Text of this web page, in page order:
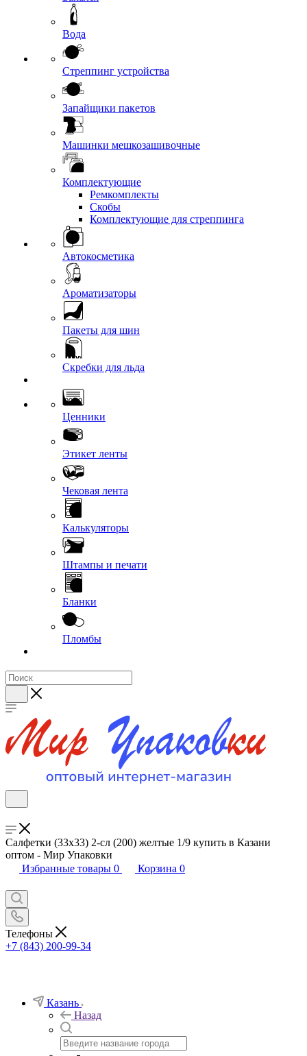
Вода
Стреппинг устройства
Запайщики пакетов
Машинки мешкозашивочные
Комплектующие
Ремкомплекты
Скобы
Комплектующие для стреппинга
Автокосметика
Ароматизаторы
Пакеты для шин
Скребки для льда
Ценники
Этикет ленты
Чековая лента
Калькуляторы
Штампы и печати
Бланки
Пломбы
Салфетки (33х33) 2-сл (200) желтые 1/9 купить в Казани
оптом - Мир Упаковки
Избранные товары 0 Корзина 0
Телефоны
+7 (843) 200-99-34
Казань
Назад